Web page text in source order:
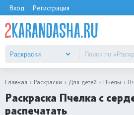
Вход Регистрация
Главная Раскраски Для детей Пчелы
Раскраска Пчелка с
распечатать